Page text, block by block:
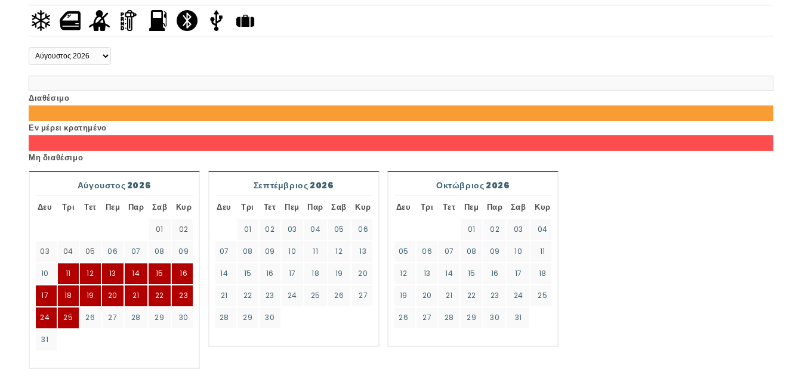
Διαθέσιμο
Εν μέρει κρατημένο
Μη διαθέσιμο
Αύγουστος 2026
Δευ Τρι Τετ Πεμ Παρ Σαβ Κυρ
01 02
03 04 05 06 07 08 09
10 11 12 13 14 15 16
17 18 19 20 21 22 23
24 25 26 27 28 29 30
31
Σεπτέμβριος 2026
Δευ Τρι Τετ Πεμ Παρ Σαβ Κυρ
01 02 03 04 05 06
07 08 09 10 11 12 13
14 15 16 17 18 19 20
21 22 23 24 25 26 27
28 29 30
Οκτώβριος 2026
Δευ Τρι Τετ Πεμ Παρ Σαβ Κυρ
01 02 03 04
05 06 07 08 09 10 11
12 13 14 15 16 17 18
19 20 21 22 23 24 25
26 27 28 29 30 31